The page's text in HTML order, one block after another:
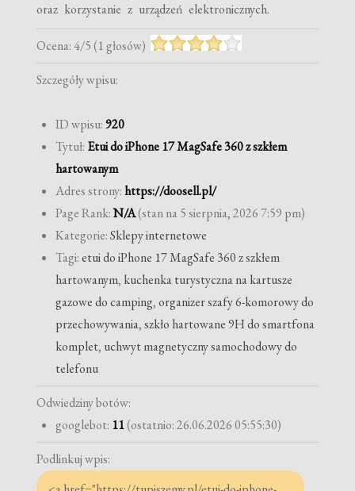
oraz korzystanie z urządzeń elektronicznych.
Ocena:4/5(1głosów)
Szczegóły wpisu:
ID wpisu:920
Tytuł: Etui do iPhone 17 MagSafe 360 z szkłem
hartowanym
Adres strony:https://doosell.pl/
Page Rank:N/A(stan na 5 sierpnia, 2026 7:59 pm)
Kategorie:Sklepy internetowe
Tagi:etui do iPhone 17 MagSafe 360 z szkłem
hartowanym, kuchenka turystyczna na kartusze
gazowe do camping,organizer szafy 6-komorowy do
przechowywania,szkło hartowane 9H do smartfona
komplet, uchwyt magnetyczny samochodowy do
telefonu
Odwiedziny botów:
googlebot: 11(ostatnio: 26.06.2026 05:55:30)
Podlinkuj wpis: